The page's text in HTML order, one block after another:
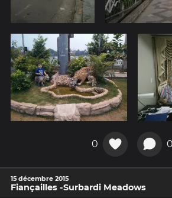
0 0
15 décembre 2015
Fiançailles -Surbardi Meadows